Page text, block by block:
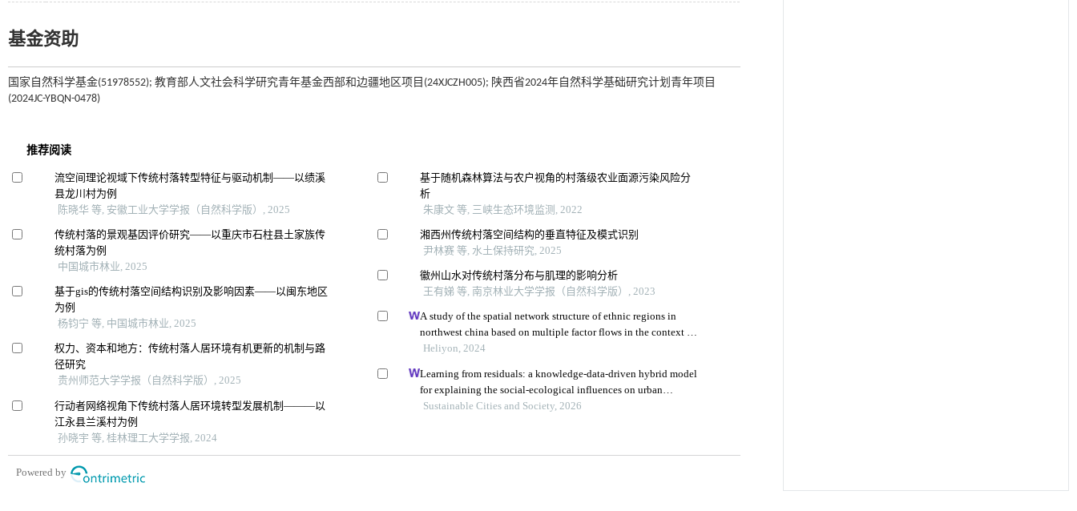
基金资助
国家自然科学基金(51978552); 教育部人文社会科学研究青年基金西部和边疆地区项目(24XJCZH005); 陕西省2024年自然科学基础研究计划青年项目
(2024JC-YBQN-0478)